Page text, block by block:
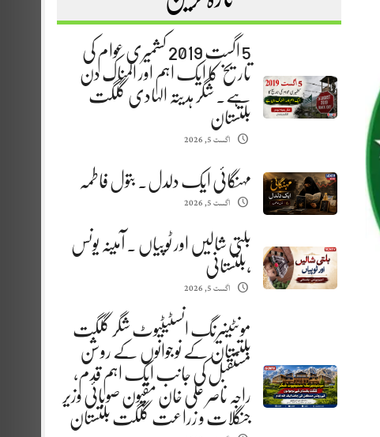
5 اگست 2019 کشمیری عوام کی
تاریخ کا ایک اہم اور المناک دن
ہے. شگر ہدیتہ الہادی گلگت
بلتستان
اگست 5, 2026
مہنگائی ایک دلدل. بتول فاطمہ
اگست 5, 2026
بلتی شالیں اور ٹوپیاں . آمینہ یونس
،بلتستانی
اگست 5, 2026
مونٹینیرنگ انسٹیٹیوٹ شگر گلگت
بلتستان کے نوجوانوں کے روشن
مستقبل کی جانب ایک اہم قدم،
راجہ ناصر علی خان مقپون صوبائی وزیر
جنگلات و زراعت گلگت بلتستان